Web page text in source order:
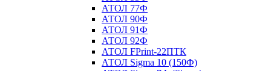
АТОЛ 77Ф
АТОЛ 90Ф
АТОЛ 91Ф
АТОЛ 92Ф
АТОЛ FPrint-22ПТК
АТОЛ Sigma 10 (150Ф)